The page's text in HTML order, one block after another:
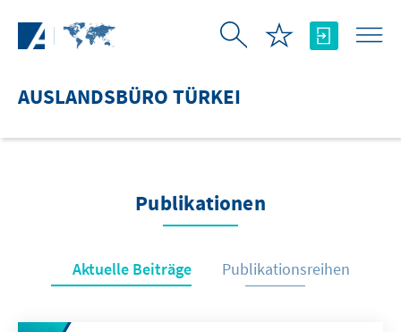
AUSLANDSBÜRO TÜRKEI
Publikationen
Aktuelle Beiträge Publikationsreihen